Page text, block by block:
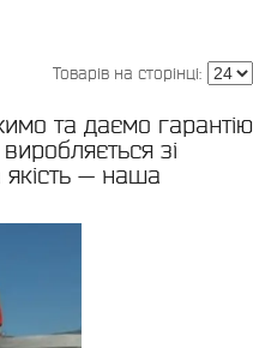
та даємо гарантію
зі
— наша